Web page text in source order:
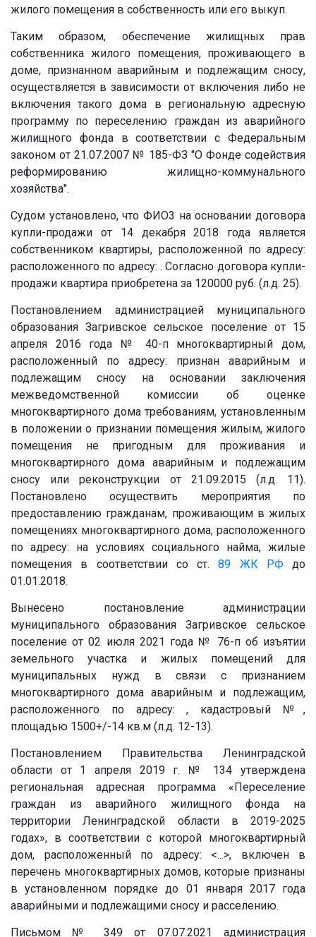
жилого помещения в собственность или его выкуп.
Таким образом, обеспечение жилищных прав
собственника жилого помещения, проживающего в
доме, признанном аварийным и подлежащим сносу,
осуществляется в зависимости от включения либо не
включения такого дома в региональную адресную
программу по переселению граждан из аварийного
жилищного фонда в соответствии с Федеральным
законом от 21.07.2007 № 185-ФЗ "О Фонде содействия
реформированию жилищно-коммунального
хозяйства".
Судом установлено, что ФИО3 на основании договора
купли-продажи от 14 декабря 2018 года является
собственником квартиры, расположенной по адресу:
расположенного по адресу: . Согласно договора купли-
продажи квартира приобретена за 120000 руб. (л.д. 25).
Постановлением администрацией муниципального
образования Загривское сельское поселение от 15
апреля 2016 года № 40-п многоквартирный дом,
расположенный по адресу: признан аварийным и
подлежащим сносу на основании заключения
межведомственной комиссии об оценке
многоквартирного дома требованиям, установленным
в положении о признании помещения жилым, жилого
помещения не пригодным для проживания и
многоквартирного дома аварийным и подлежащим
сносу или реконструкции от 21.09.2015 (л.д. 11).
Постановлено осуществить мероприятия по
предоставлению гражданам, проживающим в жилых
помещениях многоквартирного дома, расположенного
по адресу: на условиях социального найма, жилые
помещения в соответствии со ст.89 ЖК РФдо
01.01.2018.
Вынесено постановление администрации
муниципального образования Загривское сельское
поселение от 02 июля 2021 года № 76-п об изъятии
земельного участка и жилых помещений для
муниципальных нужд в связи с признанием
многоквартирного дома аварийным и подлежащим,
расположенного по адресу: , кадастровый №,
площадью 1500+/-14 кв.м (л.д. 12-13).
Постановлением Правительства Ленинградской
области от 1 апреля 2019 г. № 134 утверждена
региональная адресная программа «Переселение
граждан из аварийного жилищного фонда на
территории Ленинградской области в 2019-2025
годах», в соответствии с которой многоквартирный
дом, расположенный по адресу: <...>, включен в
перечень многоквартирных домов, которые признаны
в установленном порядке до 01 января 2017 года
аварийными и подлежащими сносу и расселению.
Письмом № 349 от 07.07.2021 администрация